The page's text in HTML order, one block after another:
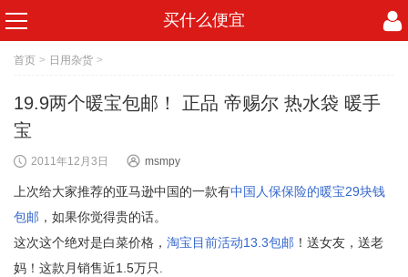
买什么便宜
首页 > 日用杂货 >
19.9两个暖宝包邮！ 正品 帝赐尔 热水袋 暖手
宝
2011年12月3日 msmpy
上次给大家推荐的亚马逊中国的一款有中国人保保险的暖宝29块钱
包邮 ，如果你觉得贵的话。
这次这个绝对是白菜价格， 淘宝目前活动13.3包邮 ！送女友，送老
妈！这款月销售近1.5万只.